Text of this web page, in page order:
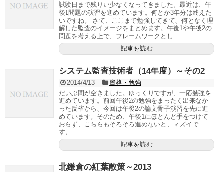
試験日まで残りい少なくなってきました。最近は、午
後1問題の演習を進めています。何とか3年分は終えた
いですね。 さて、ここまで勉強してきて、何となく理
解した監査のイメージをまとめます。午後1や午後2の
問題を考える上で、フレームワークとし...
記事を読む
システム監査技術者（14年度）～その2
2014/4/13
資格・勉強
だいぶ間が空きました。ゆっくりですが、一応勉強を
進めています。前回午後2の勉強をまったく出来なか
った反省から、今回は午後2の論文骨子演習を先に進
めています。そのため、午後1にほとんど手をつけて
おらず、こちらもそろそろ進めないと、マズイで
す。...
記事を読む
北鎌倉の紅葉散策～2013